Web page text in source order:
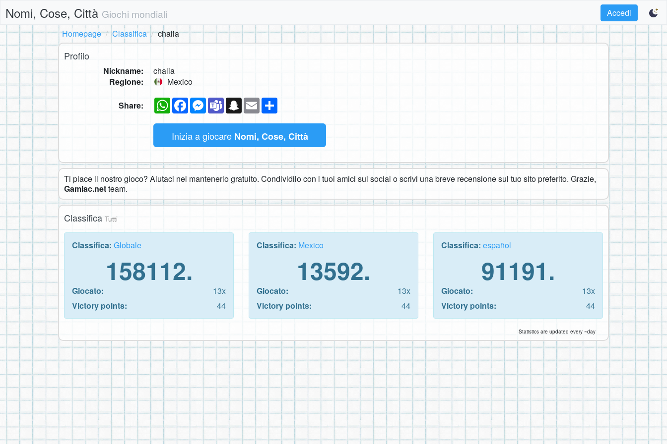
Nomi, Cose, Città Giochi mondiali
Accedi
Homepage
Classifica chalia
Profilo
Nickname:
chalia
Regione:
Mexico
Share: WhatsAppFacebookMessenger
TeamsSnapchat
Email
Inizia a giocare Nomi, Cose, Città
Ti piace il nostro gioco? Aiutaci nel mantenerlo gratuito. Condividilo con i tuoi amici sui social o scrivi una breve recensione sul tuo sito preferito. Grazie,
Gamiac.netteam.
Classifica Tutti
Classifica: Globale
158112.
Giocato:
13x
Victory points:
44
Classifica: Mexico
13592.
Giocato:
13x
Victory points:
44
Classifica: español
91191.
Giocato:
13x
Victory points:
44
Statistics are updated every ~day